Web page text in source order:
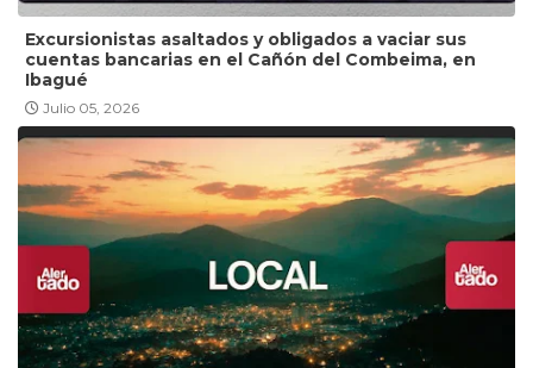
Excursionistas asaltados y obligados a vaciar sus
cuentas bancarias en el Cañón del Combeima, en
Ibagué
Julio 05, 2026